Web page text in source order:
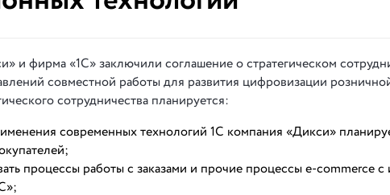
и фирма «1С» заключили соглашение о стратегическом
совместной работы для развития цифровизации
сотрудничества планируется:
современных технологий 1С компания «Дикси»
процессы работы с заказами и прочие процессы e-commerce